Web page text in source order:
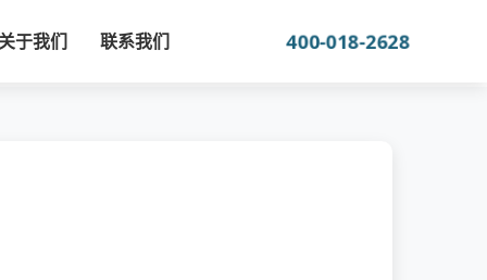
于我们 联系我们 400-018-2628